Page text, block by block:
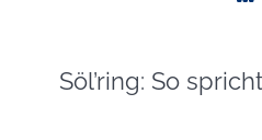
Titel für Beitrag
Söl’ring: So